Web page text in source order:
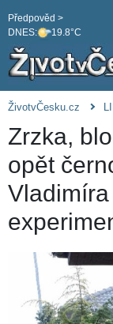
DNES: 19.8°C
Předpověd >
ŽivotvČesku.cz
Zrzka,
opět